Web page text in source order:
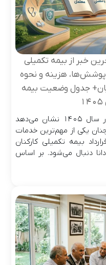
معلم تکمیلی ۱۴۰۵ | آخرین خبر از بیمه تکمیلی
پوشش‌ها، هزینه و نحوه
جدول وضعیت بیمه
آخرین اخبار بیمه معلم تکمیلی در سال ۱۴۰۵ نشان می‌دهد
یکی از مهم‌ترین خدمات
بیمه تکمیلی کارکنان
دنبال می‌شود. بر اساس